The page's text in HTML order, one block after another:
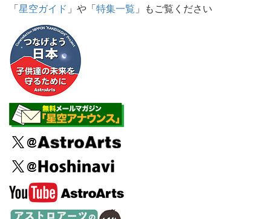
「星空ガイド 」や「特集一覧 」もご覧ください